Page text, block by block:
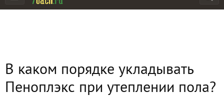
В каком порядке укладывать
Пеноплэкс при утеплении пола?